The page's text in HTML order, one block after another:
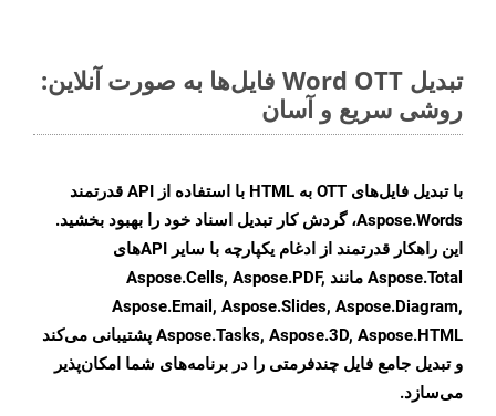
تبدیل Word OTT فایل‌ها به صورت آنلاین:
روشی سریع و آسان
با تبدیل فایل‌های OTT به HTML با استفاده از API قدرتمند
Aspose.Words، گردش کار تبدیل اسناد خود را بهبود بخشید.
این راهکار قدرتمند از ادغام یکپارچه با سایر APIهای
Aspose.Total مانند Aspose.Cells, Aspose.PDF,
Aspose.Email, Aspose.Slides, Aspose.Diagram,
Aspose.Tasks, Aspose.3D, Aspose.HTML پشتیبانی می‌کند
و تبدیل جامع فایل چندفرمتی را در برنامه‌های شما امکان‌پذیر
می‌سازد.